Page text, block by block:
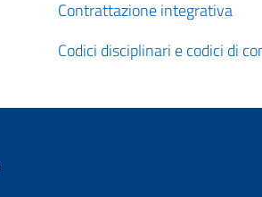
Contrattazione integrativa
Codici disciplinari e codici di